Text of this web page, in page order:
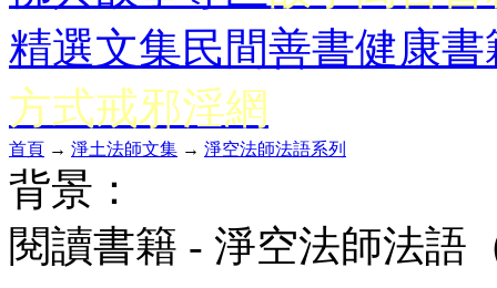
精選文集民間善書健康書
方式戒邪淫網
首頁 → 淨土法師文集 → 淨空法師法語系列
背景：
閱讀書籍 - 淨空法師法語